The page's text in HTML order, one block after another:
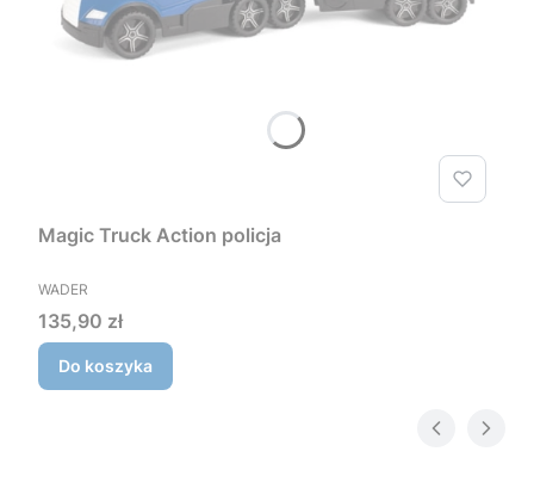
Magic Truck Action policja
PRODUCENT
WADER
Cena
135,90 zł
Do koszyka